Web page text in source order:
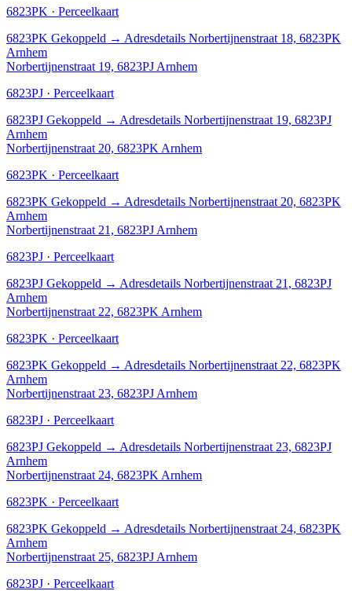
6823PK · Perceelkaart
6823PK Gekoppeld → Adresdetails Norbertijnenstraat 18, 6823PK
Arnhem
Norbertijnenstraat 19, 6823PJ Arnhem
6823PJ · Perceelkaart
6823PJ Gekoppeld → Adresdetails Norbertijnenstraat 19, 6823PJ
Arnhem
Norbertijnenstraat 20, 6823PK Arnhem
6823PK · Perceelkaart
6823PK Gekoppeld → Adresdetails Norbertijnenstraat 20, 6823PK
Arnhem
Norbertijnenstraat 21, 6823PJ Arnhem
6823PJ · Perceelkaart
6823PJ Gekoppeld → Adresdetails Norbertijnenstraat 21, 6823PJ
Arnhem
Norbertijnenstraat 22, 6823PK Arnhem
6823PK · Perceelkaart
6823PK Gekoppeld → Adresdetails Norbertijnenstraat 22, 6823PK
Arnhem
Norbertijnenstraat 23, 6823PJ Arnhem
6823PJ · Perceelkaart
6823PJ Gekoppeld → Adresdetails Norbertijnenstraat 23, 6823PJ
Arnhem
Norbertijnenstraat 24, 6823PK Arnhem
6823PK · Perceelkaart
6823PK Gekoppeld → Adresdetails Norbertijnenstraat 24, 6823PK
Arnhem
Norbertijnenstraat 25, 6823PJ Arnhem
6823PJ · Perceelkaart